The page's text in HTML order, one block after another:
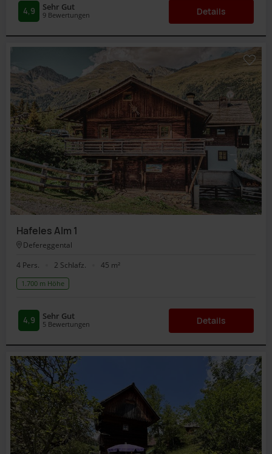
9 Bewertungen
4,9 Sehr Gut Details
Hafeles Alm 1
Defereggental
4 Pers.
2 Schlafz. 45 m²
1.700 m Höhe
5 Bewertungen
4,9 Sehr Gut Details